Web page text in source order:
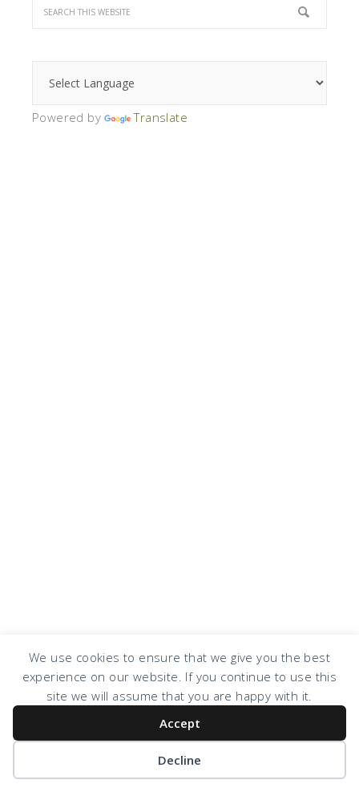
We use cookies to ensure that we give you the best
experience on our website. If you continue to use this
site we will assume that you are happy with it.
Accept
Decline
Powered by Translate
COPYRIGHT © 2026 · DESIGN BYDESIGN CHICKY